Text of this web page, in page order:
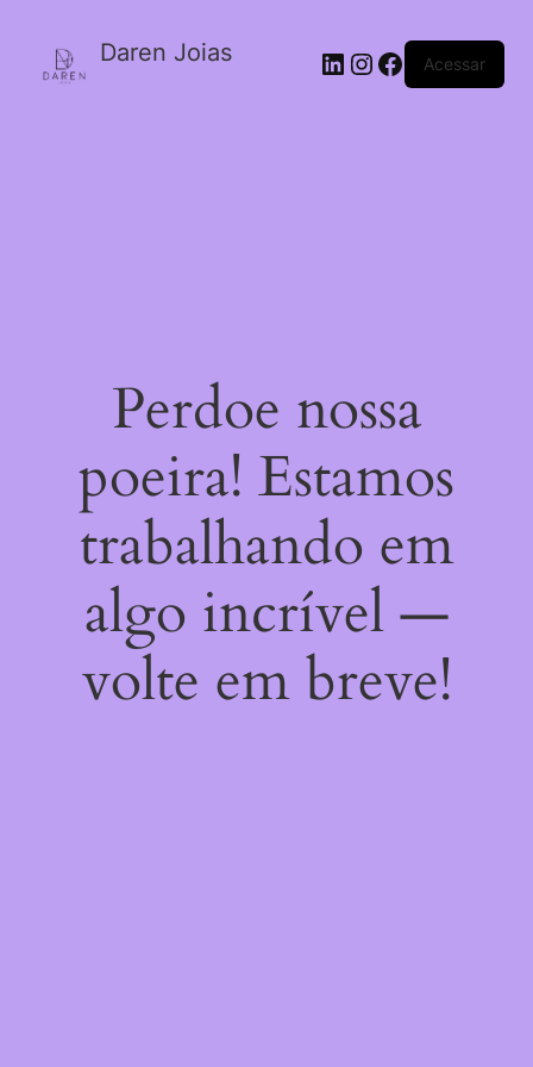
Daren Joias Acessar
Perdoe nossa
poeira! Estamos
trabalhando em
algo incrível —
volte em breve!